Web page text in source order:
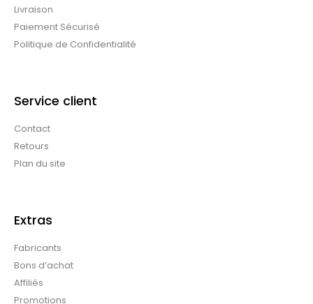
Livraison
Paiement Sécurisé
Politique de Confidentialité
Service client
Contact
Retours
Plan du site
Extras
Fabricants
Bons d’achat
Affiliés
Promotions